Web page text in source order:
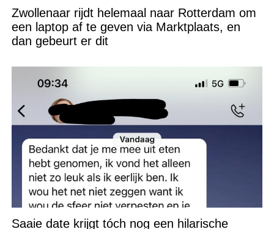
Zwollenaar rijdt helemaal naar Rotterdam om
een laptop af te geven via Marktplaats, en
dan gebeurt er dit
Saaie date krijgt tóch nog een hilarische